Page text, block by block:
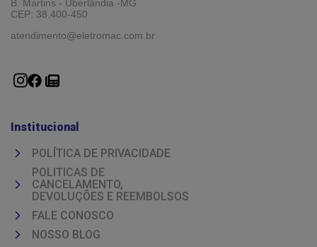
B. Martins - Uberlândia -MG
CEP: 38.400-450
atendimento@eletromac.com.br
Institucional
POLÍTICA DE PRIVACIDADE
POLITICAS DE
CANCELAMENTO,
DEVOLUÇÕES E REEMBOLSOS
FALE CONOSCO
NOSSO BLOG